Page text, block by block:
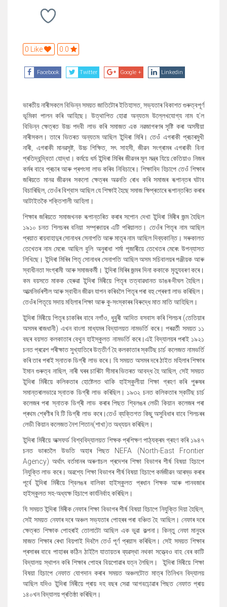
0 Like 0.0
Facebook Twitter Google + Linkedin
ভাৰতীয় নাৰীসকলে বিভিন্ন সময়ত জাতিটোৰ ইতিহাসত, সভ্যতাৰ বিকাশত গুৰুত্বপূৰ্ণ
ভূমিকা পালন কৰি আহিছে। উত্থাপিত হোৱা অন্যতম উল্লেখযোগ্য নাম হ’ল
বিভিন্ন ক্ষেত্ৰত উচ্চ পদবী লাভ কৰি সমাজত এক নৱজাগৰণৰ সৃষ্টি কৰা অসমীয়া
নাৰীসকল। তাৰে ভিতৰত অন্যতম আছিল ইন্দিৰা মিৰি। তেওঁ এগৰাকী প্ৰচাৰমুখী
নাৰী, এগৰাকী মানৱসৃষ্ট, উচ্চ শিক্ষিত, সৎ সাহসী, জীৱন সংগ্ৰামৰ এগৰাকী বিনা
প্ৰতিদ্বন্দ্বিতা যোদ্ধা। কৰ্ময়ে ধৰ্ম ইন্দিৰা মিৰিৰ জীৱনৰ মূল মন্ত্ৰ যিয়ে কেতিয়াও নিজৰ
কৰ্মৰ বাবে প্ৰচাৰ আৰু প্ৰশংসা লাভ কৰিব নিবিচাৰে। শিক্ষাবিদ হিচাপে তেওঁ শিক্ষাৰ
জৰিয়তে মানৱ জীৱনৰ সকলো ক্ষেত্ৰৰ অৱনতি ৰোধ কৰি সমাজৰ ৰূপান্তৰ ঘটাব
বিচাৰিছিল, তেওঁৰ বিশ্বাস আছিল যে শিক্ষাই হৈছে সমাজ ক্ষিপ্ৰতাৰে ৰূপান্তৰিত কৰাৰ
আটাইতকৈ শক্তিশালী আহিলা।
শিক্ষাৰ জৰিয়তে সমাজখনক ৰূপান্তৰিত কৰাৰ সপোন দেখা ইন্দিৰা মিৰীৰ জন্ম হৈছিল
১৯১০ চনত শিলচৰৰ বনিয়া সম্প্ৰদায়ৰ এটি পৰিয়ালত। তেওঁৰ পিতৃৰ নাম আছিল
প্ৰয়াত ৰায়বাহাদুৰ সোনাধৰ সেনাপতি আৰু মাতৃৰ নাম আছিল দিব্যকান্তি। সৰুকালত
তেখেতৰ নাম মেৰেং আছিল বুলি অনুৰাধা শৰ্মা পূজাৰীয়ে তেখেতৰ মেৰেং উপন্যাসত
লিখিছে। ইন্দিৰা মিৰিৰ পিতৃ সোনাধৰ সেনাপতি আছিল অসম সচিবালয়ৰ পঞ্জীয়ক আৰু
স্বাধীনতা সংগ্ৰামী আৰু সমাজকৰ্মী। ইন্দিৰা মিৰিৰ জন্মৰ দিনা ককাকে মৃত্যুবৰণ কৰে।
কম বয়সতে মাকক হেৰুৱা ইন্দিৰা মিৰীয়ে পিতৃৰ তত্বাৱধানত ডাঙৰ-দীঘল হৈছিল।
আত্মনিৰ্ভৰশীল আৰু স্বাধীন জীৱন যাপন কৰিবলৈ পিতৃৰ পৰা বহু প্ৰেৰণা লাভ কৰিছিল।
তেওঁৰ পিতৃয়ে সদায় মহিলাৰ শিক্ষা আৰু কু-সংস্কাৰৰ বিৰুদ্ধে মাত মাতি আহিছিল।
ইন্দিৰা মিৰীয়ে পিতৃৰ চাকৰিৰ বাবে নগাঁও, ধুবুৰী আদিত বসবাস কৰি শিলচৰ (তেতিয়াৰ
অসমৰ ৰাজধানী) এখন বাংলা মাধ্যমৰ বিদ্যালয়ত নামভৰ্তি কৰে। পৰৱৰ্তী সময়ত ১১
বছৰ বয়সত কলকাতাৰ বেথুন হাইস্কুলত নামভৰ্তি কৰে।এই বিদ্যালয়ৰ পৰাই ১৯২১
চনত প্ৰৱেশ পৰীক্ষাত সুখ্যাতিৰে উত্তীৰ্ণ হৈ কলকাতাৰ স্কটিছ চাৰ্চ কলেজত নামভৰ্তি
কৰি তাৰ পৰাই স্নাতক ডিগ্ৰী লাভ কৰে। যি সময়ত অসমৰ দৰে ঠাইত মহিলাৰ শিক্ষাৰ
ইমান গুৰুত্ব নাছিল, নাৰী ঘৰৰ চাৰিটা সীমাৰ ভিতৰত আবদ্ধ হৈ আছিল, সেই সময়ত
ইন্দিৰা মিৰীয়ে কলিকতাৰ হোষ্টেলত থাকি হাইস্কুলীয়া শিক্ষা গ্ৰহণ কৰি পুৰুষৰ
সমান্তৰালভাৱে স্নাতক ডিগ্ৰী লাভ কৰিছিল। ১৯৩২ চনত কলিকতাৰ স্কটিছ চাৰ্চ
কলেজৰ পৰা স্নাতক ডিগ্ৰী লাভ কৰাৰ পিছত শ্বিলঙৰ লেডী কিয়ান কলেজৰ পৰা
প্ৰথম শ্ৰেণীৰ বি.টি ডিগ্ৰী লাভ কৰে।তেওঁ ব্যক্তিগত কিছু অসুবিধাৰ বাবে শিলচৰৰ
লেডী কিয়ান কলেজত নৈশ শিতান(শাখা)ত অধ্যয়ন কৰিছিল।
ইন্দিৰা মিৰীয়ে অক্সফৰ্ড বিশ্ববিদ্যালয়ত শিক্ষক প্ৰশিক্ষণ পাঠ্যক্ৰম গ্ৰহণ কৰি ১৯৪৭
চনত ভাৰতলৈ উভতি অহাৰ পিছত NEFA (North-East Frontier
Agency) অৰ্থাৎ বৰ্তমানৰ অৰুণাচল প্ৰদেশৰ শিক্ষা বিভাগৰ শীৰ্ষ বিষয়া হিচাপে
নিযুক্তি লাভ কৰে। অৱশ্যে শিক্ষা বিভাগৰ শীৰ্ষ বিষয়া হিচাপে কৰ্মজীৱন আৰম্ভ কৰাৰ
পূৰ্বে ইন্দিৰা মিৰীয়ে শ্বিলঙৰ বালিকা হাইস্কুলত প্ৰধান শিক্ষক আৰু পানবজাৰ
হাইস্কুলত সহ-অধ্যক্ষ হিচাপে কাৰ্যনিৰ্বাহ কৰিছিল।
যি সময়ত ইন্দিৰা মিৰীক নেফাৰ শিক্ষা বিভাগৰ শীৰ্ষ বিষয়া হিচাপে নিযুক্তি দিয়া হৈছিল,
সেই সময়ত নেফাৰ দৰে অঞ্চল সভ্যতাৰ পোহৰৰ পৰা বঞ্চিত হৈ আছিল। নেফাৰ দৰে
ক্ষেত্ৰত শিক্ষাক পোহৰাই তোলাটো আছিল এক ভুৱা কল্পনা। কিন্তু নেফা মানুহৰ
মাজত শিক্ষাৰ ৰেখা বিয়পাই দিবলৈ তেওঁ পূৰ্ণ প্ৰয়াস কৰিছিল। সেই সময়ত শিক্ষাৰ
প্ৰসাৰৰ বাবে পাহাৰৰ কঠিন ঠাইলৈ যাতায়তৰ ব্যৱস্থা নথকা সত্ত্বেও বাহ বেৰ কাটি
বিদ্যালয় স্থাপন কৰি শিক্ষাৰ পোহৰ বিয়পোৱাৰ যত্ন লৈছিল। ইন্দিৰা মিৰীয়ে শিক্ষা
বিষয়া হিচাপে নেফাত যোগদান কৰাৰ সময়ত অঞ্চলটোত মাত্ৰ তিনিখন বিদ্যালয়
আছিল যদিও ইন্দিৰা মিৰীয়ে প্ৰায় দহ বছৰ সেৱা আগবঢ়োৱাৰ পিছত নেফাত প্ৰায়
১৪০খন বিদ্যালয় প্ৰতিষ্ঠা কৰিছিল।